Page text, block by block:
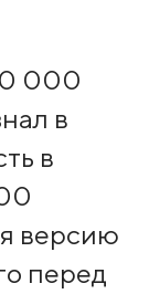
000
в
в
версию
перед